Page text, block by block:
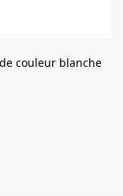
couleur blanche